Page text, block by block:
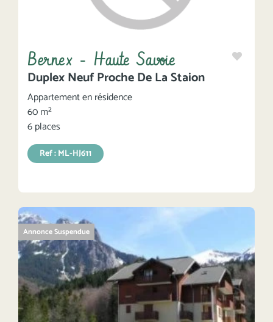
Bernex - Haute Savoie
Duplex Neuf Proche De La Staion
Appartement en résidence
60 m²
6 places
Ref : ML-HJ611
Annonce Suspendue